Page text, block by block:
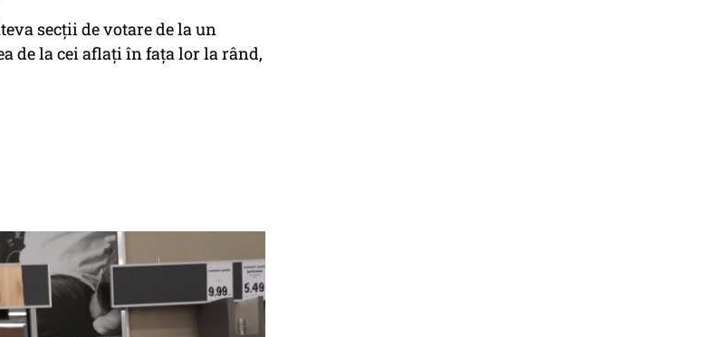
secții de votare de la un
de la cei aflați în fața lor la rând,